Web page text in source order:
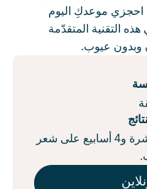
احجزي موعدكِ اليوم
التقنية المتقدّمة
وبدون عيوب.
تستمر حتى أسبوعين على البشرة و4 أسابيع على شعر